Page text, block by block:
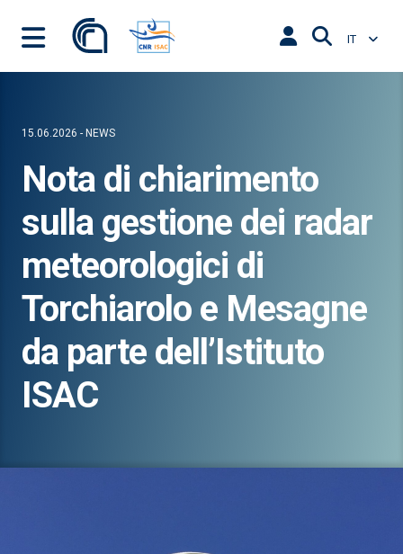
IT
15.06.2026 - NEWS
Nota di chiarimento
sulla gestione dei radar
meteorologici di
Torchiarolo e Mesagne
da parte dell’Istituto
ISAC